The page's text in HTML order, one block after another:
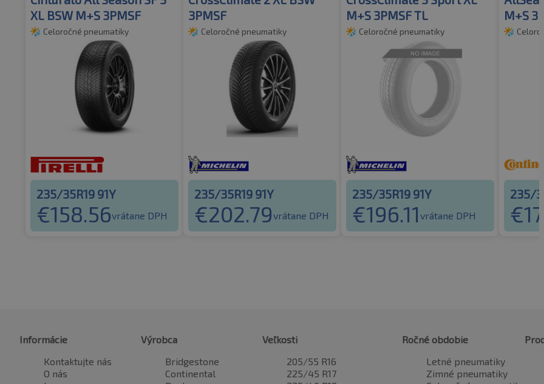
XL BSW M+S 3PMSF
Celoročné pneumatiky
235/35R19 91Y
€158.56vrátane DPH
3PMSF
Celoročné pneumatiky
235/35R19 91Y
€202.79vrátane DPH
M+S 3PMSF TL
Celoročné pneumatiky
235/35R19 91Y
€196.11 vrátane DPH
M+S
235/
€
Informácie
Kontaktujte nás
O nás
Výrobca
Bridgestone
Continental
Veľkosti
205/55 R16
225/45 R17
Ročné obdobie
Letné pneumatiky
Zimné pneumatiky